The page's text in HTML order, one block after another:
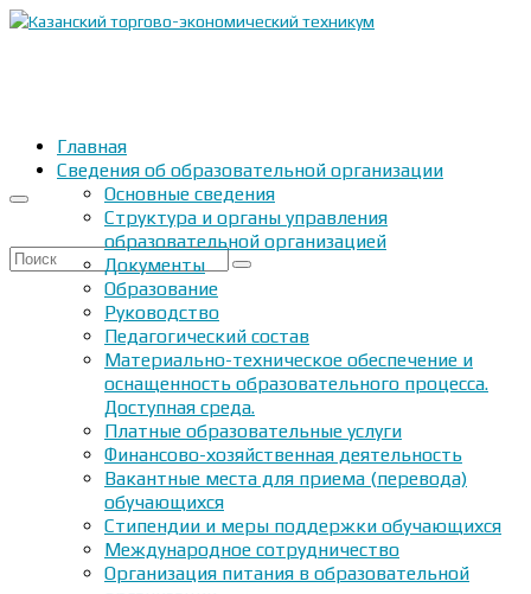
Искать:
Главная
Сведения об образовательной организации
Основные сведения
Структура и органы управления
образовательной организацией
Документы
Образование
Руководство
Педагогический состав
Материально-техническое обеспечение и
оснащенность образовательного процесса.
Доступная среда.
Платные образовательные услуги
Финансово-хозяйственная деятельность
Вакантные места для приема (перевода)
обучающихся
Стипендии и меры поддержки обучающихся
Международное сотрудничество
Организация питания в образовательной